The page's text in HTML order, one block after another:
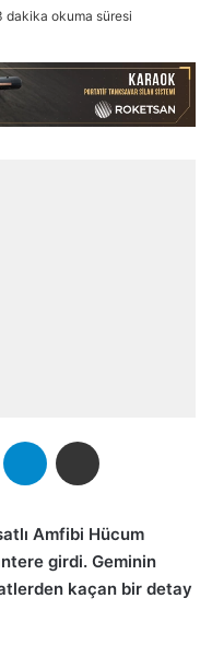
dakika okuma süresi
Amfibi Hücum
girdi. Geminin
kaçan bir detay